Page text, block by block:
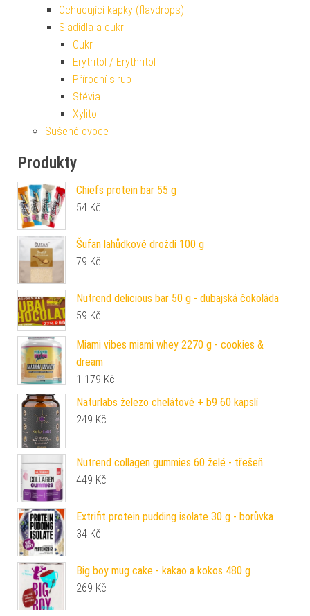
Ochucující kapky (flavdrops)
Sladidla a cukr
Cukr
Erytritol / Erythritol
Přírodní sirup
Stévia
Xylitol
Sušené ovoce
Produkty
Chiefs protein bar 55 g
54 Kč
Šufan lahůdkové droždí 100 g
79 Kč
Nutrend delicious bar 50 g - dubajská čokoláda
59 Kč
Miami vibes miami whey 2270 g - cookies &
dream
1 179 Kč
Naturlabs železo chelátové + b9 60 kapslí
249 Kč
Nutrend collagen gummies 60 želé - třešeň
449 Kč
Extrifit protein pudding isolate 30 g - borůvka
34 Kč
Big boy mug cake - kakao a kokos 480 g
269 Kč